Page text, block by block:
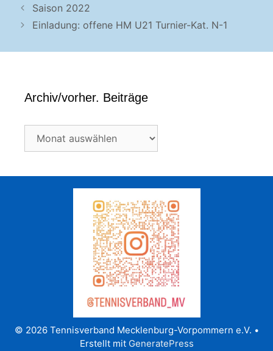
Saison 2022
Einladung: offene HM U21 Turnier-Kat. N-1
Archiv/vorher. Beiträge
Beiträge
© 2026 Tennisverband Mecklenburg-Vorpommern e.V. •
Erstellt mit GeneratePress